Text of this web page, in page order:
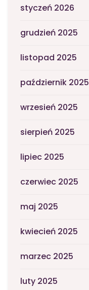
styczeń 2026
grudzień 2025
listopad 2025
październik 2025
wrzesień 2025
sierpień 2025
lipiec 2025
czerwiec 2025
maj 2025
kwiecień 2025
marzec 2025
luty 2025